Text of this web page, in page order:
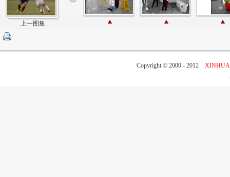
上一图集
Copyright © 2000 - 2012